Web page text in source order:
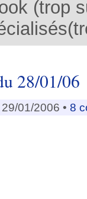
(trop
28/01/06
01/2006 • 8